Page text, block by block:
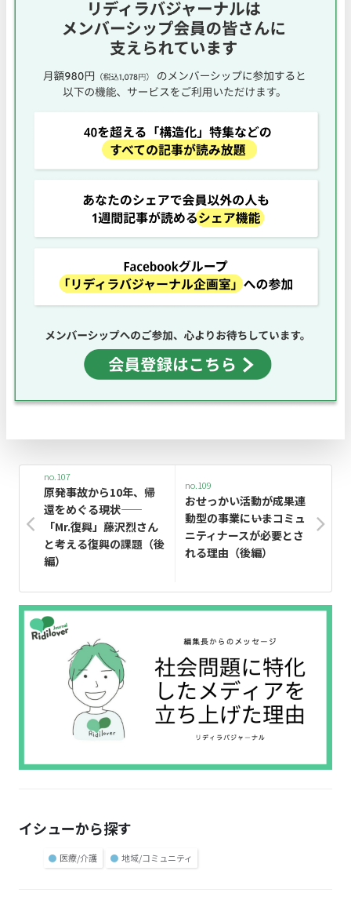
no.107
原発事故から10年、帰
還をめぐる現状——
「Mr.復興」藤沢烈さん
と考える復興の課題（後
編）
no.109
おせっかい活動が成果連
動型の事業に――いまコミュ
ニティナースが必要とさ
れる理由（後編）
イシューから探す
● 医療/介護 ● 地域/コミュニティ